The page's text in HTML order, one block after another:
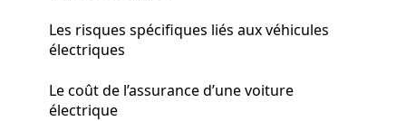
Les risques spécifiques liés aux véhicules
électriques
Le coût de l’assurance d’une voiture
électrique